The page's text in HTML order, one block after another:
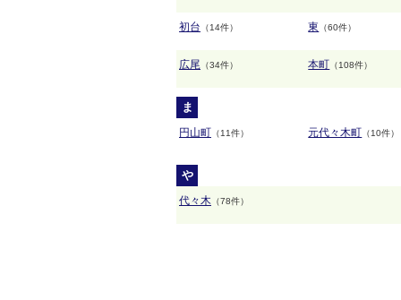
初台 （14件） 東 （60件）
広尾 （34件） 本町 （108件）
ま
円山町 （11件） 元代々木町 （10件）
や
代々木 （78件）